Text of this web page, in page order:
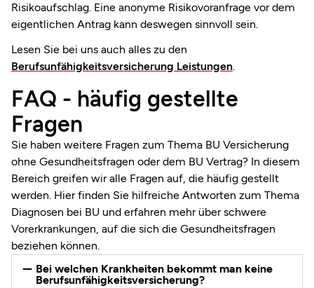
Risikoaufschlag. Eine anonyme Risikovoranfrage vor dem
eigentlichen Antrag kann deswegen sinnvoll sein.
Lesen Sie bei uns auch alles zu den
Berufsunfähigkeitsversicherung Leistungen.
FAQ - häufig gestellte
Fragen
Sie haben weitere Fragen zum Thema BU Versicherung
ohne Gesundheitsfragen oder dem BU Vertrag? In diesem
Bereich greifen wir alle Fragen auf, die häufig gestellt
werden. Hier finden Sie hilfreiche Antworten zum Thema
Diagnosen bei BU und erfahren mehr über schwere
Vorerkrankungen, auf die sich die Gesundheitsfragen
beziehen können.
Bei welchen Krankheiten bekommt man keine
Berufsunfähigkeitsversicherung?